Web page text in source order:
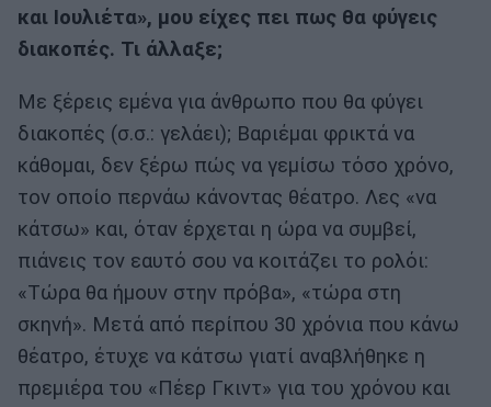
και Ιουλιέτα», µου είχες πει πως θα φύγεις
διακοπές. Τι άλλαξε;
Με ξέρεις εµένα για άνθρωπο που θα φύγει
διακοπές (σ.σ.: γελάει); Βαριέµαι φρικτά να
κάθοµαι, δεν ξέρω πώς να γεµίσω τόσο χρόνο,
τον οποίο περνάω κάνοντας θέατρο. Λες «να
κάτσω» και, όταν έρχεται η ώρα να συµβεί,
πιάνεις τον εαυτό σου να κοιτάζει το ρολόι:
«Τώρα θα ήµουν στην πρόβα», «τώρα στη
σκηνή». Μετά από περίπου 30 χρόνια που κάνω
θέατρο, έτυχε να κάτσω γιατί αναβλήθηκε η
πρεµιέρα του «Πέερ Γκιντ» για του χρόνου και